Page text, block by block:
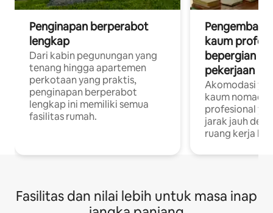
Penginapan berperabot
lengkap
Dari kabin pegunungan yang
tenang hingga apartemen
perkotaan yang praktis,
penginapan berperabot
lengkap ini memiliki semua
fasilitas rumah.
Pengembara
kaum
bepergian
pekerjaan
Akomodasi
kaum
profesional
jarak jauh
ruang kerja
Fasilitas dan nilai lebih untuk masa inap